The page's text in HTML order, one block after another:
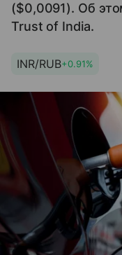
($0,0091). Об
Trust of India.
INR/RUB+0.91%